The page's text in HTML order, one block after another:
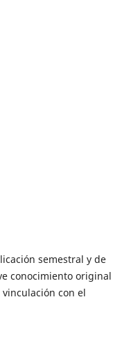
semestral y de
conocimiento original
con el